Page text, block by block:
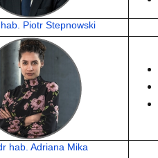
Piotr Stepnowski
hab. Adriana Mika